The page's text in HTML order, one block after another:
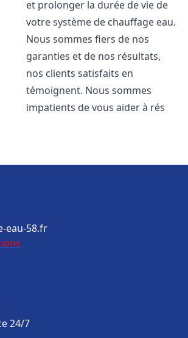
et prolonger la durée de vie de
votre système de chauffage eau.
Nous sommes fiers de nos
garanties et de nos résultats,
nos clients satisfaits en
témoignent. Nous sommes
impatients de vous aider à rés
eau-58.fr
24/7